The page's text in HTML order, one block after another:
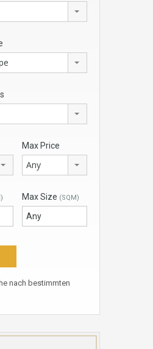
Max Price
Any
Max Size (SQM)
nach bestimmten